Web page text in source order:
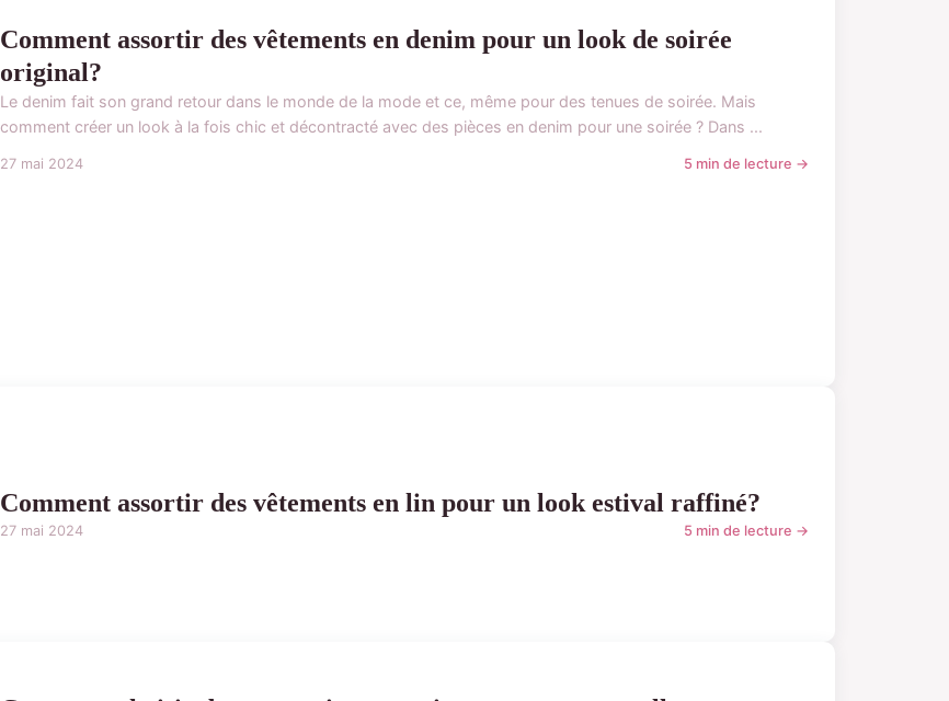
Comment assortir des vêtements en denim pour un look de soirée
original?
Le denim fait son grand retour dans le monde de la mode et ce, même pour des tenues de soirée. Mais
comment créer un look à la fois chic et décontracté avec des pièces en denim pour une soirée ? Dans ...
27 mai 2024 5 min de lecture →
Comment assortir des vêtements en lin pour un look estival raffiné?
27 mai 2024 5 min de lecture →